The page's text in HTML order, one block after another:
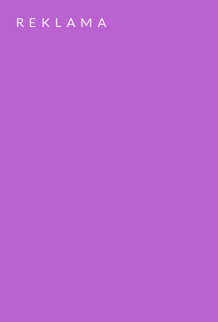
REKLAMA